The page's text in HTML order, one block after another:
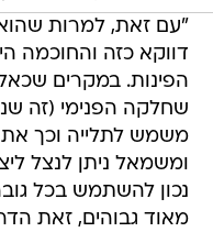
"עם זאת, למרות
דווקא כזה והחוכמה
הפינות. במקרים
שחלקה הפנימי (זה
משמש לתלייה וכך את
ומשמאל ניתן לנצל
נכון להשתמש בכל
מאוד גבוהים, זאת